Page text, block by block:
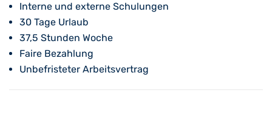
Interne und externe Schulungen
30 Tage Urlaub
37,5 Stunden Woche
Faire Bezahlung
Unbefristeter Arbeitsvertrag